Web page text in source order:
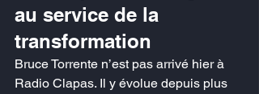
au service de la
transformation
Bruce Torrente n’est pas arrivé hier à
Radio Clapas. Il y évolue depuis plus